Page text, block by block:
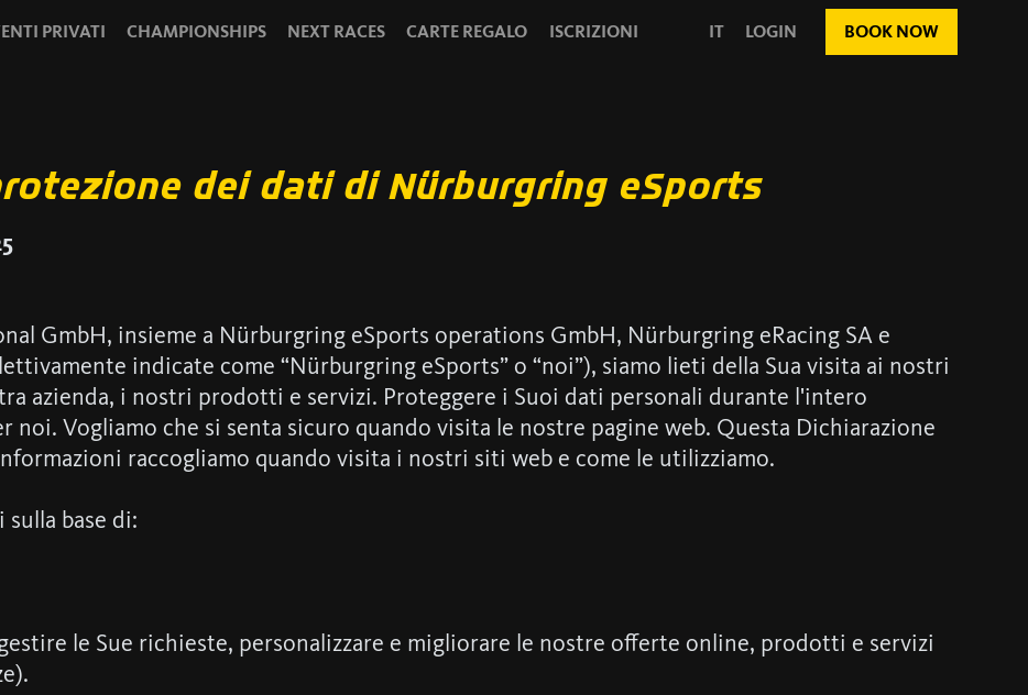
PRIVATI CHAMPIONSHIPS NEXT RACES CARTE REGALO ISCRIZIONI IT LOGIN BOOK NOW
dei dati di Nürburgring eSports
GmbH, insieme a Nürburgring eSports operations GmbH, Nürburgring eRacing SA e
indicate come “Nürburgring eSports” o “noi”), siamo lieti della Sua visita ai nostri
azienda, i nostri prodotti e servizi. Proteggere i Suoi dati personali durante l'intero
noi. Vogliamo che si senta sicuro quando visita le nostre pagine web. Questa Dichiarazione
raccogliamo quando visita i nostri siti web e come le utilizziamo.
base di:
le Sue richieste, personalizzare e migliorare le nostre offerte online, prodotti e servizi